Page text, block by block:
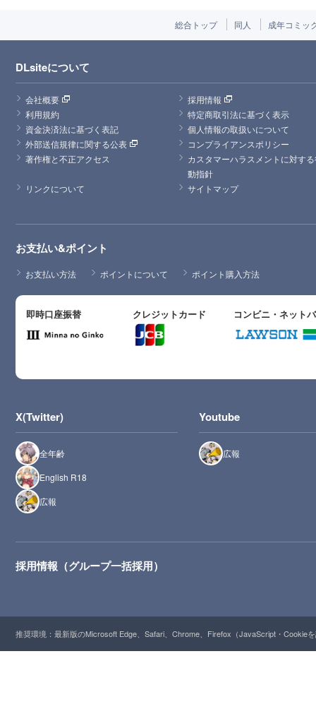
総合トップ 同人 成年コミッ
DLsiteについて
会社概要
採用情報
利用規約
特定商取引法に基づく表示
資金決済法に基づく表記
個人情報の取扱いについて
外部送信規律に関する公表
コンプライアンスポリシー
著作権と不正アクセス
カスタマーハラスメントに対す
動指針
リンクについて
サイトマップ
お支払い&ポイント
お支払い方法 ポイントについて ポイント購入方法
即時口座振替 クレジットカード コンビニ・ネット
X(Twitter)
全年齢
English R18
広報
Youtube
広報
採用情報（グループ一括採用）
推奨環境：最新版のMicrosoft Edge、Safari、Chrome、Firefox（JavaScript・Cookie